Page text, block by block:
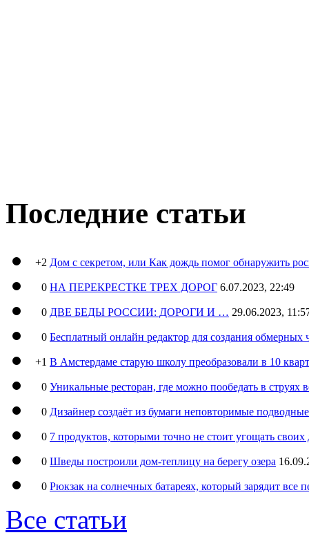
Последние статьи
+2 Дом с секретом, или Как дождь помог обнаружить
0 НА ПЕРЕКРЕСТКЕ ТРЕХ ДОРОГ 6.07.2023, 22:49
0 ДВЕ БЕДЫ РОССИИ: ДОРОГИ И … 29.06.2023,
0 Бесплатный онлайн редактор для создания обмерных
+1 В Амстердаме старую школу преобразовали в 10
0 Уникальные ресторан, где можно пообедать в струях
0 Дизайнер создаёт из бумаги неповторимые
0 7 продуктов, которыми точно не стоит угощать
0 Шведы построили дом-теплицу на берегу озера
0 Рюкзак на солнечных батареях, который зарядит все
Все статьи